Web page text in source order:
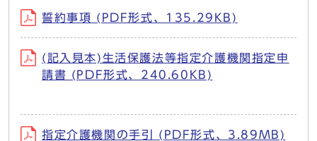
誓約事項 (PDF形式、135.29KB)
(記入見本)生活保護法等指定介護機関指定申
請書 (PDF形式、240.60KB)
指定介護機関の手引 (PDF形式、3.89MB)